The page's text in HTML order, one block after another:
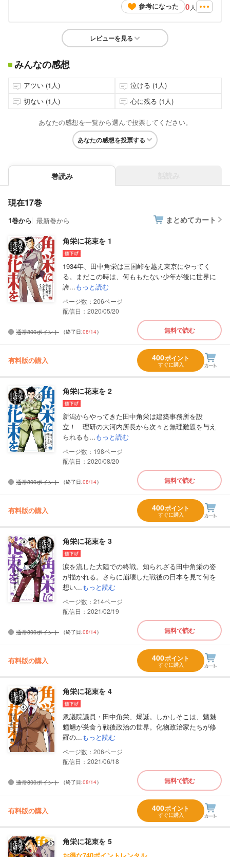
参考になった
0 人
レビューを見る
みんなの感想
アツい (1人)
泣ける (1人)
切ない (1人)
心に残る (1人)
あなたの感想を一覧から選んで投票してください。
あなたの感想を投票する
巻読み
現在17巻
1巻から 最新巻から まとめてカート
角栄に花束を 1
1934年、田中角栄は三国峠を越え東京にやってく
る。まだこの時は、何ももたない少年が後に世界に
誇...もっと読む
206
配信日：2020/05/20
通常800ポイント （終了日:08/14） 無料で読む
有料版の購入 400ポイント
すぐに購入
角栄に花束を 2
新潟からやってきた田中角栄は建築事務所を設
立！ 理研の大河内所長から次々と無理難題を与え
られるも...もっと読む
198
配信日：2020/08/20
通常800ポイント （終了日:08/14） 無料で読む
有料版の購入 400ポイント
すぐに購入
角栄に花束を 3
涙を流した大陸での終戦。知られざる田中角栄の姿
が描かれる。さらに崩壊した戦後の日本を見て何を
想い...もっと読む
214
配信日：2021/02/19
通常800ポイント （終了日:08/14） 無料で読む
有料版の購入 400ポイント
すぐに購入
角栄に花束を 4
衆議院議員・田中角栄、爆誕。しかしそこは、魑魅
魍魎が巣食う戦後政治の世界。化物政治家たちが修
羅の...もっと読む
206
配信日：2021/06/18
通常800ポイント （終了日:08/14） 無料で読む
有料版の購入 400ポイント
すぐに購入
角栄に花束を 5
お得な740ポイントレンタル